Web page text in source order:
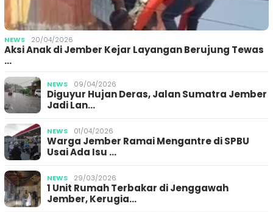
NEWS 20/04/2026
Aksi Anak di Jember Kejar Layangan Berujung Tewas
…
NEWS 09/04/2026
Diguyur Hujan Deras, Jalan Sumatra Jember
Jadi Lan…
NEWS 01/04/2026
Warga Jember Ramai Mengantre di SPBU
Usai Ada Isu …
NEWS 29/03/2026
1 Unit Rumah Terbakar di Jenggawah
Jember, Kerugia…